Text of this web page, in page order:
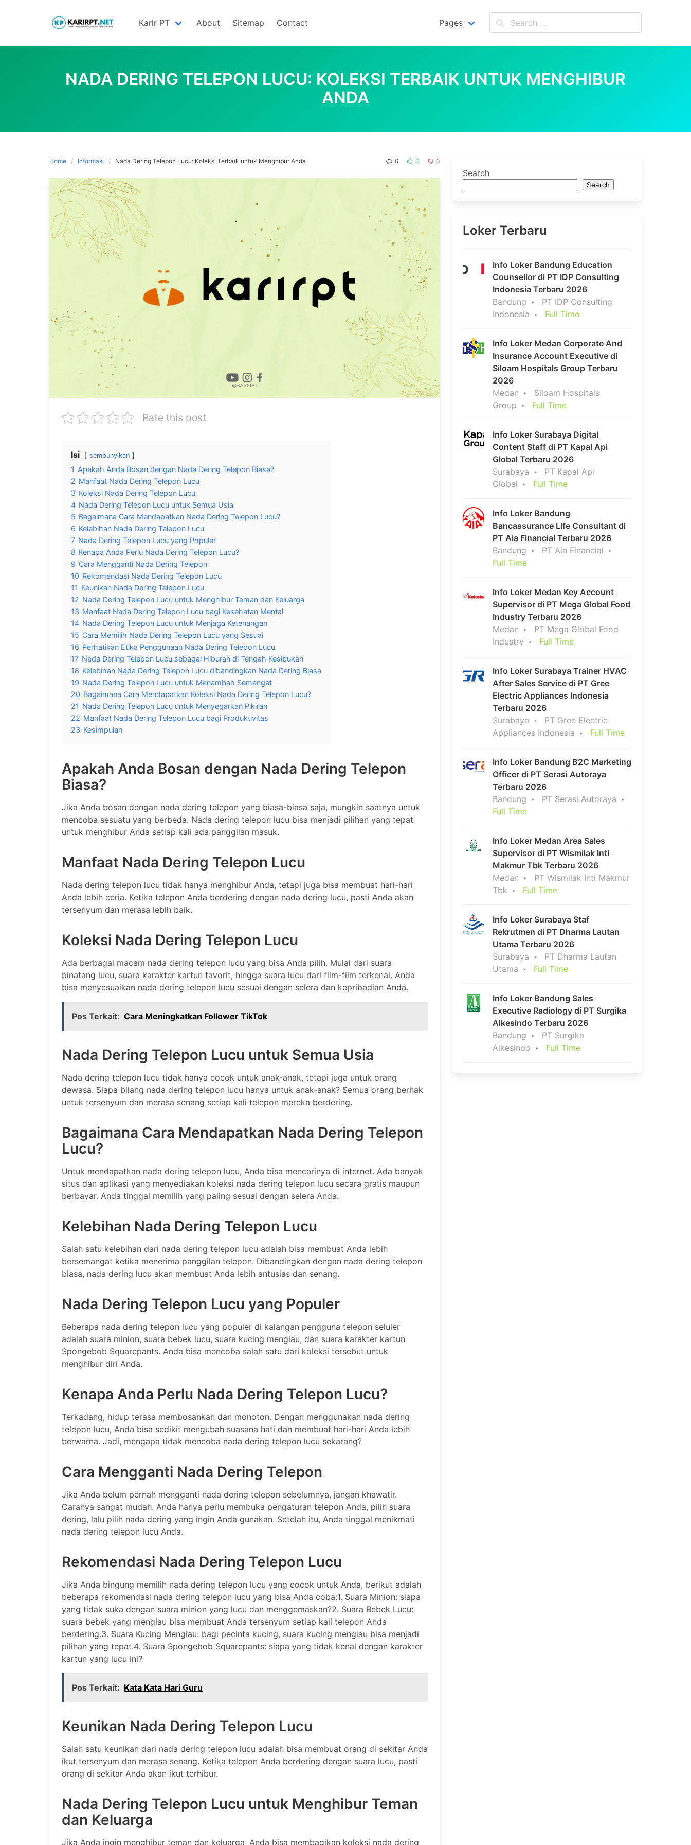
Karir PT About Sitemap Contact Pages
NADA DERING TELEPON LUCU: KOLEKSI TERBAIK UNTUK MENGHIBUR
ANDA
Home Informasi Nada Dering Telepon Lucu: Koleksi Terbaik untuk Menghibur Anda 0 0 0
Rate this post
Isi sembunyikan
1 Apakah Anda Bosan dengan Nada Dering Telepon Biasa?
2 Manfaat Nada Dering Telepon Lucu
3 Koleksi Nada Dering Telepon Lucu
4 Nada Dering Telepon Lucu untuk Semua Usia
5 Bagaimana Cara Mendapatkan Nada Dering Telepon Lucu?
6 Kelebihan Nada Dering Telepon Lucu
7 Nada Dering Telepon Lucu yang Populer
8 Kenapa Anda Perlu Nada Dering Telepon Lucu?
9 Cara Mengganti Nada Dering Telepon
10 Rekomendasi Nada Dering Telepon Lucu
11 Keunikan Nada Dering Telepon Lucu
12 Nada Dering Telepon Lucu untuk Menghibur Teman dan Keluarga
13 Manfaat Nada Dering Telepon Lucu bagi Kesehatan Mental
14 Nada Dering Telepon Lucu untuk Menjaga Ketenangan
15 Cara Memilih Nada Dering Telepon Lucu yang Sesuai
16 Perhatikan Etika Penggunaan Nada Dering Telepon Lucu
17 Nada Dering Telepon Lucu sebagai Hiburan di Tengah Kesibukan
18 Kelebihan Nada Dering Telepon Lucu dibandingkan Nada Dering Biasa
19 Nada Dering Telepon Lucu untuk Menambah Semangat
20 Bagaimana Cara Mendapatkan Koleksi Nada Dering Telepon Lucu?
21 Nada Dering Telepon Lucu untuk Menyegarkan Pikiran
22 Manfaat Nada Dering Telepon Lucu bagi Produktivitas
23 Kesimpulan
Apakah Anda Bosan dengan Nada Dering Telepon
Biasa?
Jika Anda bosan dengan nada dering telepon yang biasa-biasa saja, mungkin saatnya untuk
mencoba sesuatu yang berbeda. Nada dering telepon lucu bisa menjadi pilihan yang tepat
untuk menghibur Anda setiap kali ada panggilan masuk.
Manfaat Nada Dering Telepon Lucu
Nada dering telepon lucu tidak hanya menghibur Anda, tetapi juga bisa membuat hari-hari
Anda lebih ceria. Ketika telepon Anda berdering dengan nada dering lucu, pasti Anda akan
tersenyum dan merasa lebih baik.
Koleksi Nada Dering Telepon Lucu
Ada berbagai macam nada dering telepon lucu yang bisa Anda pilih. Mulai dari suara
binatang lucu, suara karakter kartun favorit, hingga suara lucu dari film-film terkenal. Anda
bisa menyesuaikan nada dering telepon lucu sesuai dengan selera dan kepribadian Anda.
Pos Terkait: Cara Meningkatkan Follower TikTok
Nada Dering Telepon Lucu untuk Semua Usia
Nada dering telepon lucu tidak hanya cocok untuk anak-anak, tetapi juga untuk orang
dewasa. Siapa bilang nada dering telepon lucu hanya untuk anak-anak? Semua orang berhak
untuk tersenyum dan merasa senang setiap kali telepon mereka berdering.
Bagaimana Cara Mendapatkan Nada Dering Telepon
Lucu?
Untuk mendapatkan nada dering telepon lucu, Anda bisa mencarinya di internet. Ada banyak
situs dan aplikasi yang menyediakan koleksi nada dering telepon lucu secara gratis maupun
berbayar. Anda tinggal memilih yang paling sesuai dengan selera Anda.
Kelebihan Nada Dering Telepon Lucu
Salah satu kelebihan dari nada dering telepon lucu adalah bisa membuat Anda lebih
bersemangat ketika menerima panggilan telepon. Dibandingkan dengan nada dering telepon
biasa, nada dering lucu akan membuat Anda lebih antusias dan senang.
Nada Dering Telepon Lucu yang Populer
Beberapa nada dering telepon lucu yang populer di kalangan pengguna telepon seluler
adalah suara minion, suara bebek lucu, suara kucing mengiau, dan suara karakter kartun
Spongebob Squarepants. Anda bisa mencoba salah satu dari koleksi tersebut untuk
menghibur diri Anda.
Kenapa Anda Perlu Nada Dering Telepon Lucu?
Terkadang, hidup terasa membosankan dan monoton. Dengan menggunakan nada dering
telepon lucu, Anda bisa sedikit mengubah suasana hati dan membuat hari-hari Anda lebih
berwarna. Jadi, mengapa tidak mencoba nada dering telepon lucu sekarang?
Cara Mengganti Nada Dering Telepon
Jika Anda belum pernah mengganti nada dering telepon sebelumnya, jangan khawatir.
Caranya sangat mudah. Anda hanya perlu membuka pengaturan telepon Anda, pilih suara
dering, lalu pilih nada dering yang ingin Anda gunakan. Setelah itu, Anda tinggal menikmati
nada dering telepon lucu Anda.
Rekomendasi Nada Dering Telepon Lucu
Jika Anda bingung memilih nada dering telepon lucu yang cocok untuk Anda, berikut adalah
beberapa rekomendasi nada dering telepon lucu yang bisa Anda coba:1. Suara Minion: siapa
yang tidak suka dengan suara minion yang lucu dan menggemaskan?2. Suara Bebek Lucu:
suara bebek yang mengiau bisa membuat Anda tersenyum setiap kali telepon Anda
berdering.3. Suara Kucing Mengiau: bagi pecinta kucing, suara kucing mengiau bisa menjadi
pilihan yang tepat.4. Suara Spongebob Squarepants: siapa yang tidak kenal dengan karakter
kartun yang lucu ini?
Pos Terkait: Kata Kata Hari Guru
Keunikan Nada Dering Telepon Lucu
Salah satu keunikan dari nada dering telepon lucu adalah bisa membuat orang di sekitar Anda
ikut tersenyum dan merasa senang. Ketika telepon Anda berdering dengan suara lucu, pasti
orang di sekitar Anda akan ikut terhibur.
Nada Dering Telepon Lucu untuk Menghibur Teman
dan Keluarga
Jika Anda ingin menghibur teman dan keluarga, Anda bisa membagikan koleksi nada dering
Search
Search
Loker Terbaru
Info Loker Bandung Education
Counsellor di PT IDP Consulting
Indonesia Terbaru 2026
Bandung
PT IDP Consulting
Indonesia
Full Time
Info Loker Medan Corporate And
Insurance Account Executive di
Siloam Hospitals Group Terbaru
2026
Medan
Siloam Hospitals
Group
Full Time
Info Loker Surabaya Digital
Content Staff di PT Kapal Api
Global Terbaru 2026
Surabaya
PT Kapal Api
Global
Full Time
Info Loker Bandung
Bancassurance Life Consultant di
PT Aia Financial Terbaru 2026
Bandung
PT Aia Financial
Full Time
Info Loker Medan Key Account
Supervisor di PT Mega Global Food
Industry Terbaru 2026
Medan
PT Mega Global Food
Industry
Full Time
Info Loker Surabaya Trainer HVAC
After Sales Service di PT Gree
Electric Appliances Indonesia
Terbaru 2026
Surabaya
PT Gree Electric
Appliances Indonesia
Full Time
Info Loker Bandung B2C Marketing
Officer di PT Serasi Autoraya
Terbaru 2026
Bandung
PT Serasi Autoraya
Full Time
Info Loker Medan Area Sales
Supervisor di PT Wismilak Inti
Makmur Tbk Terbaru 2026
Medan
PT Wismilak Inti Makmur
Tbk
Full Time
Info Loker Surabaya Staf
Rekrutmen di PT Dharma Lautan
Utama Terbaru 2026
Surabaya
PT Dharma Lautan
Utama
Full Time
Info Loker Bandung Sales
Executive Radiology di PT Surgika
Alkesindo Terbaru 2026
Bandung
PT Surgika
Alkesindo
Full Time